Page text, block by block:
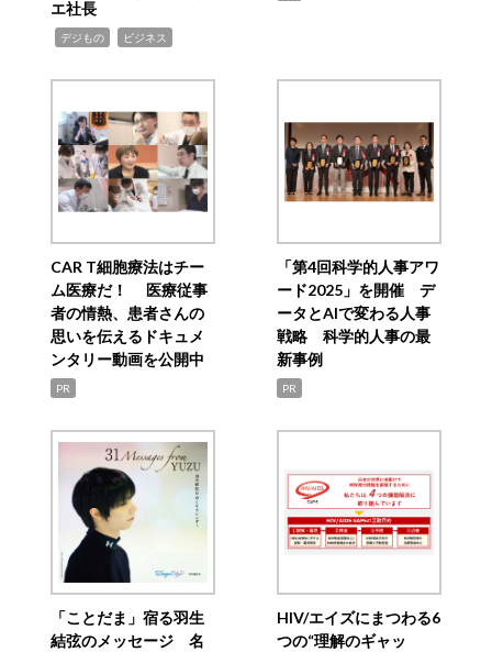
エ社長
デジもの ビジネス
CAR T細胞療法はチー
ム医療だ！ 医療従事
者の情熱、患者さんの
思いを伝えるドキュメ
ンタリー動画を公開中
PR
「第4回科学的人事アワ
ード2025」を開催 デ
ータとAIで変わる人事
戦略 科学的人事の最
新事例
PR
「ことだま」宿る羽生
結弦のメッセージ 名
HIV/エイズにまつわる6
つの“理解のギャッ